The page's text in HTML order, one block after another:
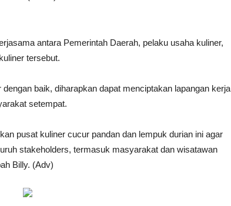
antara Pemerintah Daerah, pelaku usaha kuliner,
tersebut.
baik, diharapkan dapat menciptakan lapangan kerja
setempat.
pusat kuliner cucur pandan dan lempuk durian ini agar
stakeholders, termasuk masyarakat dan wisatawan
Billy. (Adv)